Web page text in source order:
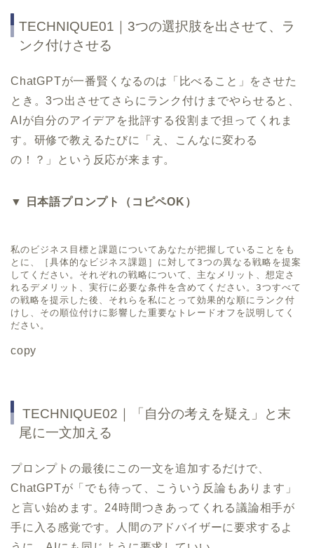
TECHNIQUE01｜3つの選択肢を出させて、ラ
ンク付けさせる
ChatGPTが一番賢くなるのは「比べること」をさせた
とき。3つ出させてさらにランク付けまでやらせると、
AIが自分のアイデアを批評する役割まで担ってくれま
す。研修で教えるたびに「え、こんなに変わる
の！？」という反応が来ます。
▼ 日本語プロンプト（コピペOK）
私のビジネス目標と課題についてあなたが把握していることをも
とに、［具体的なビジネス課題］に対して3つの異なる戦略を提案
してください。それぞれの戦略について、主なメリット、想定さ
れるデメリット、実行に必要な条件を含めてください。3つすべて
の戦略を提示した後、それらを私にとって効果的な順にランク付
けし、その順位付けに影響した重要なトレードオフを説明してく
ださい。
copy
TECHNIQUE02｜「自分の考えを疑え」と末
尾に一文加える
プロンプトの最後にこの一文を追加するだけで、
ChatGPTが「でも待って、こういう反論もあります」
と言い始めます。24時間つきあってくれる議論相手が
手に入る感覚です。人間のアドバイザーに要求するよ